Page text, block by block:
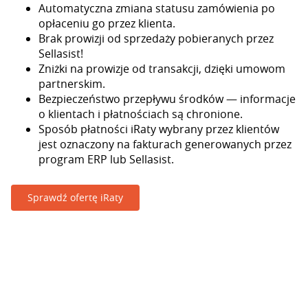
Automatyczna zmiana statusu zamówienia po
opłaceniu go przez klienta.
Brak prowizji od sprzedaży pobieranych przez
Sellasist!
Zniżki na prowizje od transakcji, dzięki umowom
partnerskim.
Bezpieczeństwo przepływu środków — informacje
o klientach i płatnościach są chronione.
Sposób płatności iRaty wybrany przez klientów
jest oznaczony na fakturach generowanych przez
program ERP lub Sellasist.
Sprawdź ofertę iRaty